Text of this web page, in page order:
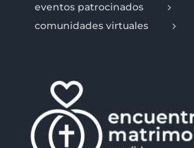
eventos patrocinados
comunidades virtuales